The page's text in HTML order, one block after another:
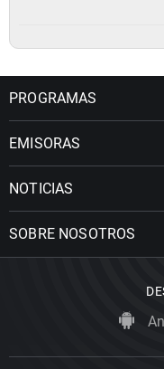
PROGRAMAS
EMISORAS
NOTICIAS
SOBRE NOSOTROS